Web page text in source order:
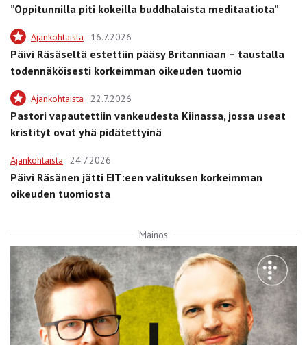
”Oppitunnilla piti kokeilla buddhalaista meditaatiota”
Ajankohtaista 16.7.2026
Päivi Räsäseltä estettiin pääsy Britanniaan – taustalla
todennäköisesti korkeimman oikeuden tuomio
Ajankohtaista 22.7.2026
Pastori vapautettiin vankeudesta Kiinassa, jossa useat
kristityt ovat yhä pidätettyinä
Ajankohtaista 24.7.2026
Päivi Räsänen jätti EIT:een valituksen korkeimman
oikeuden tuomiosta
Mainos